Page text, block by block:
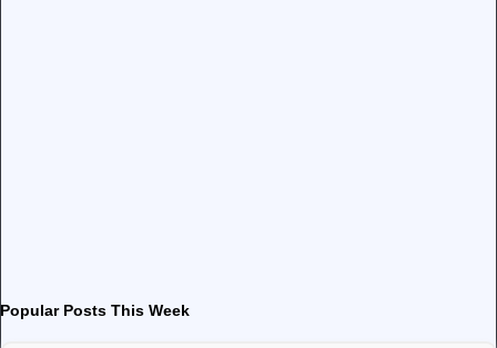
Popular Posts This Week